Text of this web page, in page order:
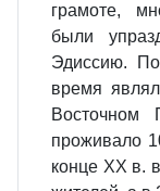
грамоте,
были
Эдиссию.
время
Восточном
проживало
конце ХХ в.